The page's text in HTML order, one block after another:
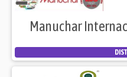
Manuchar